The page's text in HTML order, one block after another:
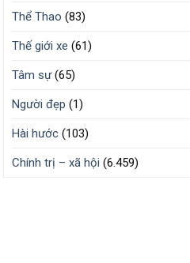
Thể Thao (83)
Thế giới xe (61)
Tâm sự(65)
Người đẹp (1)
Hài hước (103)
Chính trị – xã hội (6.459)